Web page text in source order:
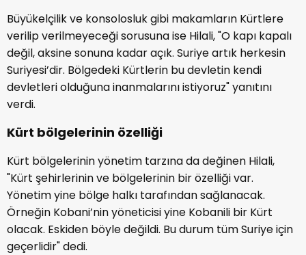
Büyükelçilik ve konsolosluk gibi makamların Kürtlere
verilip verilmeyeceği sorusuna ise Hilali, "O kapı kapalı
değil, aksine sonuna kadar açık. Suriye artık herkesin
Suriyesi’dir. Bölgedeki Kürtlerin bu devletin kendi
devletleri olduğuna inanmalarını istiyoruz" yanıtını
verdi.
Kürt bölgelerinin özelliği
Kürt bölgelerinin yönetim tarzına da değinen Hilali,
"Kürt şehirlerinin ve bölgelerinin bir özelliği var.
Yönetim yine bölge halkı tarafından sağlanacak.
Örneğin Kobani’nin yöneticisi yine Kobanili bir Kürt
olacak. Eskiden böyle değildi. Bu durum tüm Suriye için
geçerlidir" dedi.